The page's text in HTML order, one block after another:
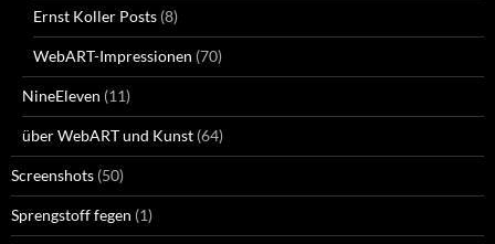
Ernst Koller Posts (8)
WebART-Impressionen (70)
NineEleven (11)
über WebART und Kunst (64)
Screenshots (50)
Sprengstoff fegen (1)